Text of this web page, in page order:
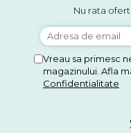
Nu rata
Vreau sa primesc
magazinului. Afla
Confidentialitate